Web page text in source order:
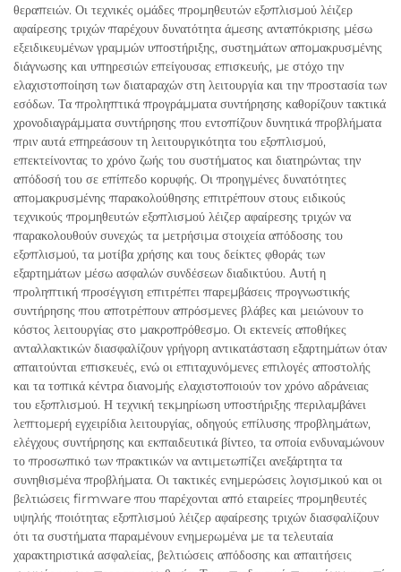
θεραπειών. Οι τεχνικές ομάδες προμηθευτών εξοπλισμού λέιζερ
αφαίρεσης τριχών παρέχουν δυνατότητα άμεσης ανταπόκρισης μέσω
εξειδικευμένων γραμμών υποστήριξης, συστημάτων απομακρυσμένης
διάγνωσης και υπηρεσιών επείγουσας επισκευής, με στόχο την
ελαχιστοποίηση των διαταραχών στη λειτουργία και την προστασία των
εσόδων. Τα προληπτικά προγράμματα συντήρησης καθορίζουν τακτικά
χρονοδιαγράμματα συντήρησης που εντοπίζουν δυνητικά προβλήματα
πριν αυτά επηρεάσουν τη λειτουργικότητα του εξοπλισμού,
επεκτείνοντας το χρόνο ζωής του συστήματος και διατηρώντας την
απόδοσή του σε επίπεδο κορυφής. Οι προηγμένες δυνατότητες
απομακρυσμένης παρακολούθησης επιτρέπουν στους ειδικούς
τεχνικούς προμηθευτών εξοπλισμού λέιζερ αφαίρεσης τριχών να
παρακολουθούν συνεχώς τα μετρήσιμα στοιχεία απόδοσης του
εξοπλισμού, τα μοτίβα χρήσης και τους δείκτες φθοράς των
εξαρτημάτων μέσω ασφαλών συνδέσεων διαδικτύου. Αυτή η
προληπτική προσέγγιση επιτρέπει παρεμβάσεις προγνωστικής
συντήρησης που αποτρέπουν απρόσμενες βλάβες και μειώνουν το
κόστος λειτουργίας στο μακροπρόθεσμο. Οι εκτενείς αποθήκες
ανταλλακτικών διασφαλίζουν γρήγορη αντικατάσταση εξαρτημάτων όταν
απαιτούνται επισκευές, ενώ οι επιταχυνόμενες επιλογές αποστολής
και τα τοπικά κέντρα διανομής ελαχιστοποιούν τον χρόνο αδράνειας
του εξοπλισμού. Η τεχνική τεκμηρίωση υποστήριξης περιλαμβάνει
λεπτομερή εγχειρίδια λειτουργίας, οδηγούς επίλυσης προβλημάτων,
ελέγχους συντήρησης και εκπαιδευτικά βίντεο, τα οποία ενδυναμώνουν
το προσωπικό των πρακτικών να αντιμετωπίζει ανεξάρτητα τα
συνηθισμένα προβλήματα. Οι τακτικές ενημερώσεις λογισμικού και οι
βελτιώσεις firmware που παρέχονται από εταιρείες προμηθευτές
υψηλής ποιότητας εξοπλισμού λέιζερ αφαίρεσης τριχών διασφαλίζουν
ότι τα συστήματα παραμένουν ενημερωμένα με τα τελευταία
χαρακτηριστικά ασφαλείας, βελτιώσεις απόδοσης και απαιτήσεις